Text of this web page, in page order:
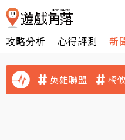
攻略分析 心得評測 新
英雄聯盟 橘